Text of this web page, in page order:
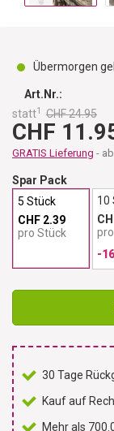
Übermorgen
Art.Nr.:
statt1 CHF 24.95
CHF
GRATIS Lieferung -
Spar Pack
5 Stück
CHF 2.39
pro Stück
10
-
30 Tage
Kauf auf
Mehr als